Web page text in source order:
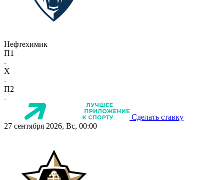
Нефтехимик
П1
-
X
-
П2
-
Сделать ставку
27 сентября 2026, Вс, 00:00